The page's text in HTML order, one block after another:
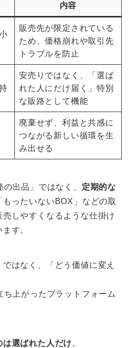
内容
販売先が限定されている
ため、価格崩れや取引先
トラブルを防止
安売りではなく、「選ば
れた人にだけ届く」特別
な販路として機能
廃棄せず、利益と共感に
つながる新しい循環を生
み出せる
出品」ではなく、 定期的な
もったいないBOX」などの取
しやすくなるような仕掛け
す。
はなく、「どう価値に変え
上がったプラットフォーム
は選ばれた人だけ。